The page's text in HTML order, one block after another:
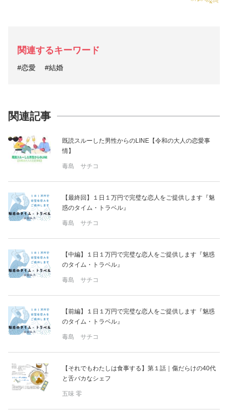
関連するキーワード
#恋愛 #結婚
関連記事
既読スルーした男性からのLINE【令和の大人の恋愛事
情】
毒島 サチコ
【最終回】１日１万円で完璧な恋人をご提供します『魅
惑のタイム・トラベル』
毒島 サチコ
【中編】１日１万円で完璧な恋人をご提供します『魅惑
のタイム・トラベル』
毒島 サチコ
【前編】１日１万円で完璧な恋人をご提供します『魅惑
のタイム・トラベル』
毒島 サチコ
【それでもわたしは食事する】第１話｜傷だらけの40代
と舌バカなシェフ
五味 零